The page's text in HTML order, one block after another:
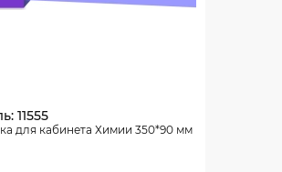
11555
для кабинета Химии 350*90 мм